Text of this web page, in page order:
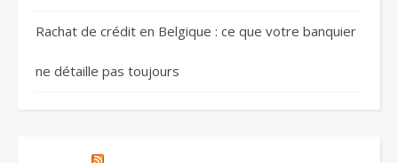
Rachat de crédit en Belgique : ce que votre banquier
ne détaille pas toujours